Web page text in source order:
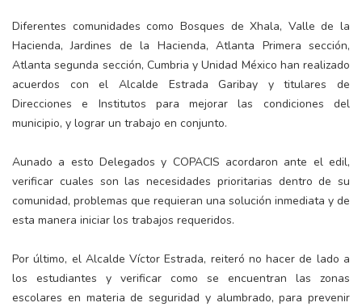
Diferentes comunidades como Bosques de Xhala, Valle de la
Hacienda, Jardines de la Hacienda, Atlanta Primera sección,
Atlanta segunda sección, Cumbria y Unidad México han realizado
acuerdos con el Alcalde Estrada Garibay y titulares de
Direcciones e Institutos para mejorar las condiciones del
municipio, y lograr un trabajo en conjunto.
Aunado a esto Delegados y COPACIS acordaron ante el edil,
verificar cuales son las necesidades prioritarias dentro de su
comunidad, problemas que requieran una solución inmediata y de
esta manera iniciar los trabajos requeridos.
Por último, el Alcalde Víctor Estrada, reiteró no hacer de lado a
los estudiantes y verificar como se encuentran las zonas
escolares en materia de seguridad y alumbrado, para prevenir